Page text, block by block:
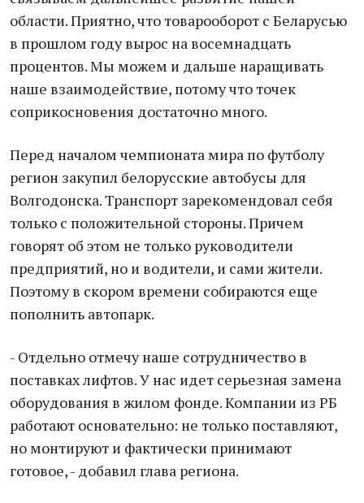
области. Приятно, что товарооборот с Беларусью
в прошлом году вырос на восемнадцать
процентов. Мы можем и дальше наращивать
наше взаимодействие, потому что точек
соприкосновения достаточно много.
Перед началом чемпионата мира по футболу
регион закупил белорусские автобусы для
Волгодонска. Транспорт зарекомендовал себя
только с положительной стороны. Причем
говорят об этом не только руководители
предприятий, но и водители, и сами жители.
Поэтому в скором времени собираются еще
пополнить автопарк.
- Отдельно отмечу наше сотрудничество в
поставках лифтов. У нас идет серьезная замена
оборудования в жилом фонде. Компании из РБ
работают основательно: не только поставляют,
но монтируют и фактически принимают
готовое, - добавил глава региона.